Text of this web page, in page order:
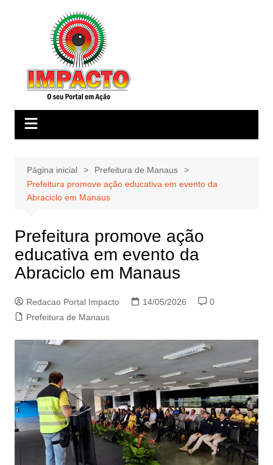
Página inicial
Prefeitura de Manaus
Prefeitura promove ação educativa em evento da
Abraciclo em Manaus
Prefeitura promove ação
educativa em evento da
Abraciclo em Manaus
Redacao Portal Impacto 14/05/2026
0
Prefeitura de Manaus